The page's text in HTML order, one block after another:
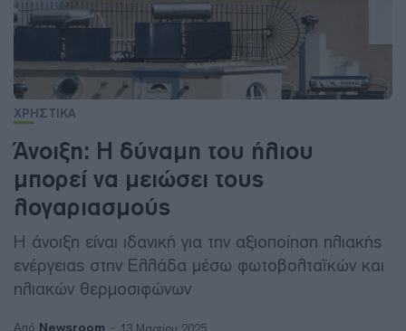
ΧΡΗΣΤΙΚΑ
Άνοιξη: Η δύναμη του ήλιου
μπορεί να μειώσει τους
λογαριασμούς
Η άνοιξη είναι ιδανική για την αξιοποίηση ηλιακής
ενέργειας στην Ελλάδα μέσω φωτοβολταϊκών και
ηλιακών θερμοσιφώνων
Από Newsroom